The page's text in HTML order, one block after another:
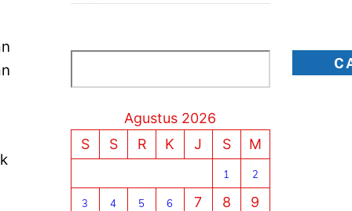
Agustus 2026
S
S R K J S M
1 2
3 4 5 6 7 8
9